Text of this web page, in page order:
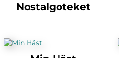
Nostalgoteket